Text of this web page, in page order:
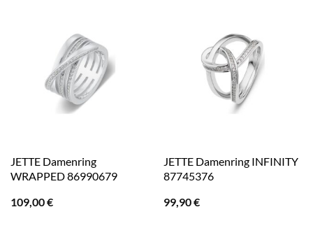
JETTE Damenring
WRAPPED 86990679
109,00€
JETTE Damenring INFINITY
87745376
99,90€